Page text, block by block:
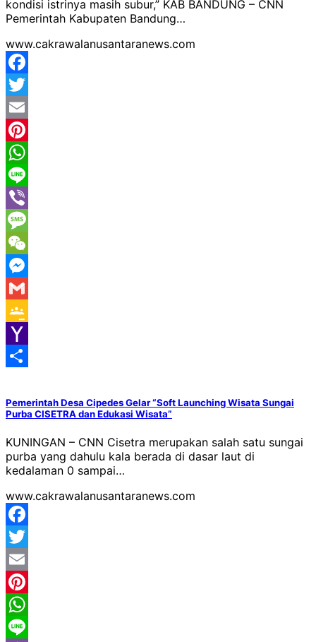
kondisi istrinya masih subur,” KAB BANDUNG – CNN
Pemerintah Kabupaten Bandung…
www.cakrawalanusantaranews.com
Facebook
Twitter
Email
Pinterest
WhatsApp
Line
Viber
Message
WeChat
Messenger
Gmail
Google
Classroom
Yahoo
Pemerintah Desa Cipedes Gelar “Soft Launching Wisata Sungai
Purba CISETRA dan Edukasi Wisata”
KUNINGAN – CNN Cisetra merupakan salah satu sungai
purba yang dahulu kala berada di dasar laut di
kedalaman 0 sampai…
www.cakrawalanusantaranews.com
Facebook
Twitter
Email
Pinterest
WhatsApp